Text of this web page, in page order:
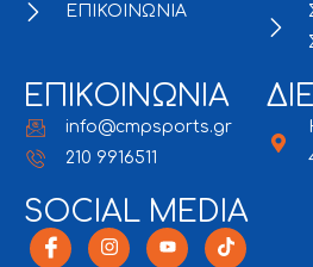
ΕΠΙΚΟΙΝΩΝΙΑ
ΕΠΙΚΟΙΝΩΝΙΑ
info@cmpsports.gr
210 9916511
SOCIAL MEDIA